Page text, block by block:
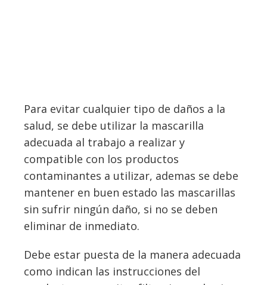
Para evitar cualquier tipo de daños a la
salud, se debe utilizar la mascarilla
adecuada al trabajo a realizar y
compatible con los productos
contaminantes a utilizar, ademas se debe
mantener en buen estado las mascarillas
sin sufrir ningún daño, si no se deben
eliminar de inmediato.
Debe estar puesta de la manera adecuada
como indican las instrucciones del